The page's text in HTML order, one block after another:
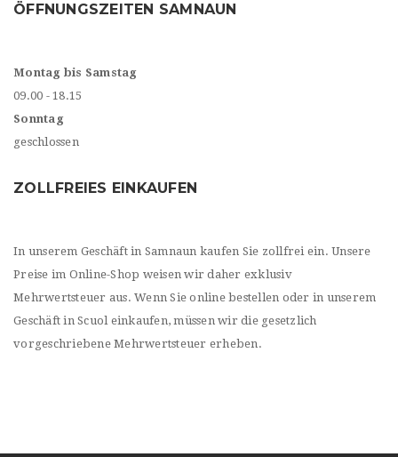
ÖFFNUNGSZEITEN SAMNAUN
Montag bis Samstag
09.00 - 18.15
Sonntag
geschlossen
ZOLLFREIES EINKAUFEN
In unserem Geschäft in Samnaun kaufen Sie zollfrei ein. Unsere
Preise im Online-Shop weisen wir daher exklusiv
Mehrwertsteuer aus. Wenn Sie online bestellen oder in unserem
Geschäft in Scuol einkaufen, müssen wir die gesetzlich
vorgeschriebene Mehrwertsteuer erheben.